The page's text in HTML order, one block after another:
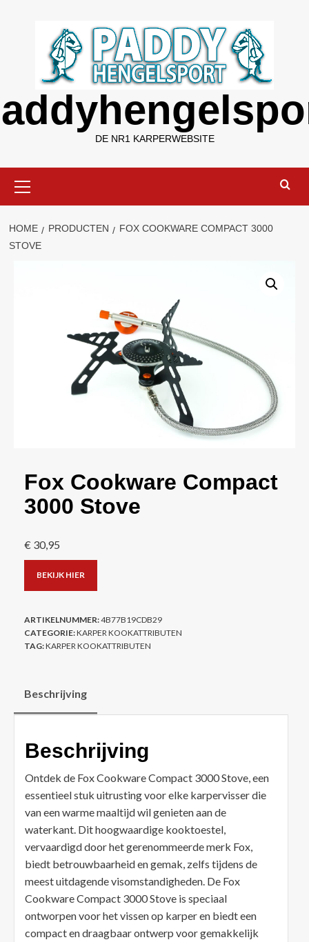
DE NR1 KARPERWEBSITE
menu
HOME PRODUCTEN
FOX COOKWARE COMPACT 3000
STOVE
Fox Cookware Compact
3000 Stove
€ 30,95
BEKIJK HIER
ARTIKELNUMMER:4B77B19CDB29
CATEGORIE:KARPER KOOKATTRIBUTEN
TAG:KARPER KOOKATTRIBUTEN
Beschrijving
Beschrijving
Ontdek de Fox Cookware Compact 3000 Stove, een
essentieel stuk uitrusting voor elke karpervisser die
van een warme maaltijd wil genieten aan de
waterkant. Dit hoogwaardige kooktoestel,
vervaardigd door het gerenommeerde merk Fox,
biedt betrouwbaarheid en gemak, zelfs tijdens de
meest uitdagende visomstandigheden. De Fox
Cookware Compact 3000 Stove is speciaal
ontworpen voor het vissen op karper en biedt een
compact en draagbaar ontwerp voor gemakkelijk